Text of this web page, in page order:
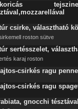
csirke, választható
roston sütve
sertésszelet,
karaj roston
csirkés ragu
csirkés ragu
gnocchi